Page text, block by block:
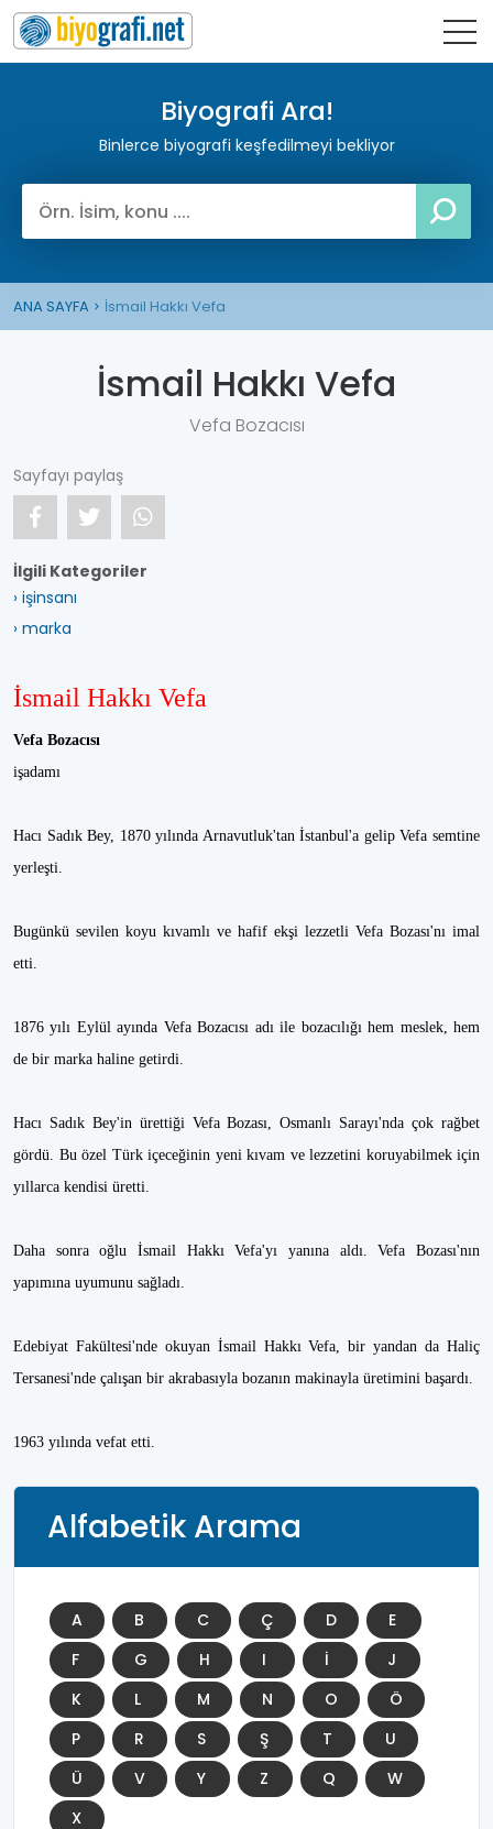
Biyografi Ara!
Binlerce biyografi keşfedilmeyi bekliyor
ANA SAYFA İsmail Hakkı Vefa
İsmail Hakkı Vefa
Vefa Bozacısı
Sayfayı paylaş
İlgili Kategoriler
› işinsanı
› marka
İsmail Hakkı Vefa
Vefa Bozacısı
işadamı
Hacı Sadık Bey, 1870 yılında Arnavutluk'tan İstanbul'a gelip Vefa semtine
yerleşti.
Bugünkü sevilen koyu kıvamlı ve hafif ekşi lezzetli Vefa Bozası'nı imal
etti.
1876 yılı Eylül ayında Vefa Bozacısı adı ile bozacılığı hem meslek, hem
de bir marka haline getirdi.
Hacı Sadık Bey'in ürettiği Vefa Bozası, Osmanlı Sarayı'nda çok rağbet
gördü. Bu özel Türk içeceğinin yeni kıvam ve lezzetini koruyabilmek için
yıllarca kendisi üretti.
Daha sonra oğlu İsmail Hakkı Vefa'yı yanına aldı. Vefa Bozası'nın
yapımına uyumunu sağladı.
Edebiyat Fakültesi'nde okuyan İsmail Hakkı Vefa, bir yandan da Haliç
Tersanesi'nde çalışan bir akrabasıyla bozanın makinayla üretimini başardı.
1963 yılında vefat etti.
Alfabetik Arama
A B C Ç D
E
F
G H I İ
J
K
L M N O
Ö
P
R S Ş T
U
Ü
V Y Z Q
W
X